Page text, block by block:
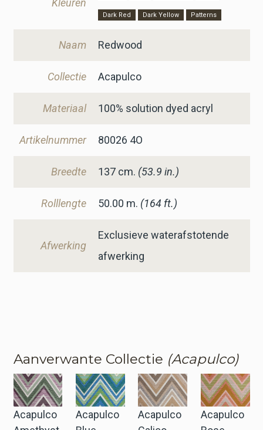
Kleuren
Dark Red Dark Yellow Patterns
Naam Redwood
Collectie Acapulco
Materiaal 100% solution dyed acryl
Artikelnummer 80026 4O
Breedte 137cm. (53.9 in.)
Rolllengte 50.00 m. (164 ft.)
Afwerking
Exclusieve waterafstotende
afwerking
Aanverwante Collectie (Acapulco)
Acapulco
Acapulco
Acapulco
Acapulco